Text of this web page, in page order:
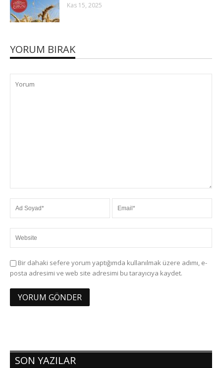
Kas 15, 2025
YORUM BIRAK
Bir dahaki sefere yorum yaptığımda kullanılmak üzere adımı, e-
posta adresimi ve web site adresimi bu tarayıcıya kaydet.
SON YAZILAR